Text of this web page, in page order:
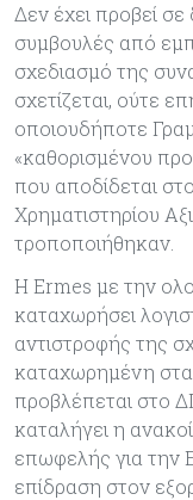
Δεν έχει προβεί σε
συμβουλές από
σχεδιασμό της
σχετίζεται, ούτε
οποιουδήποτε
«καθορισμένου
που αποδίδεται
Χρηματιστηρίου
τροποποιήθηκαν.
Η Ermes με την
καταχωρήσει
αντιστροφής της
καταχωρημένη στα
προβλέπεται στο
καταλήγει η
επωφελής για την
επίδραση στον